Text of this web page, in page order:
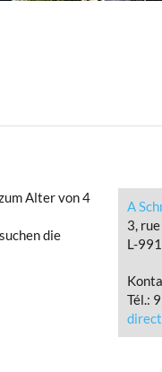
A
3,
L-
Tél.:
Alter von 4
die